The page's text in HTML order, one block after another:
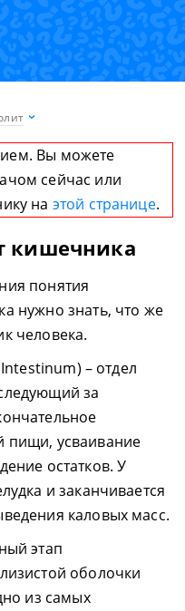
Вы можете
сейчас или
на этой странице.
кишечника
понятия
нужно знать, что же
человека.
– отдел
за
пищи, усваивание
остатков. У
и заканчивается
каловых масс.
этап
оболочки
из самых